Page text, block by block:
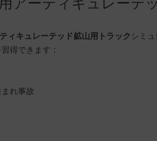
ィキュレーテッド鉱山用トラック シミ
得できます：
れ事故